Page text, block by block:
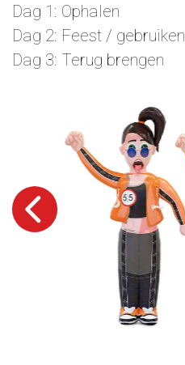
Dag 1: Ophalen
Dag 2: Feest / gebruiken
Dag 3: Terug brengen